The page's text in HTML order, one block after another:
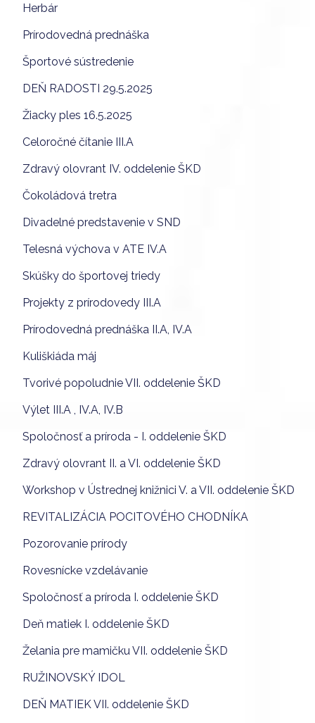
Herbár
Prírodovedná prednáška
Športové sústredenie
DEŇ RADOSTI 29.5.2025
Žiacky ples 16.5.2025
Celoročné čítanie III.A
Zdravý olovrant IV. oddelenie ŠKD
Čokoládová tretra
Divadelné predstavenie v SND
Telesná výchova v ATE IV.A
Skúšky do športovej triedy
Projekty z prírodovedy III.A
Prírodovedná prednáška II.A, IV.A
Kuliškiáda máj
Tvorivé popoludnie VII. oddelenie ŠKD
Výlet III.A , IV.A, IV.B
Spoločnosť a príroda - I. oddelenie ŠKD
Zdravý olovrant II. a VI. oddelenie ŠKD
Workshop v Ústrednej knižnici V. a VII. oddelenie ŠKD
REVITALIZÁCIA POCITOVÉHO CHODNÍKA
Pozorovanie prírody
Rovesnícke vzdelávanie
Spoločnosť a príroda I. oddelenie ŠKD
Deň matiek I. oddelenie ŠKD
Želania pre mamičku VII. oddelenie ŠKD
RUŽINOVSKÝ IDOL
DEŇ MATIEK VII. oddelenie ŠKD